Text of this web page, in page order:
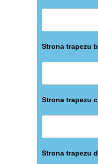
Strona trapezu b
Strona trapezu c
Strona trapezu d